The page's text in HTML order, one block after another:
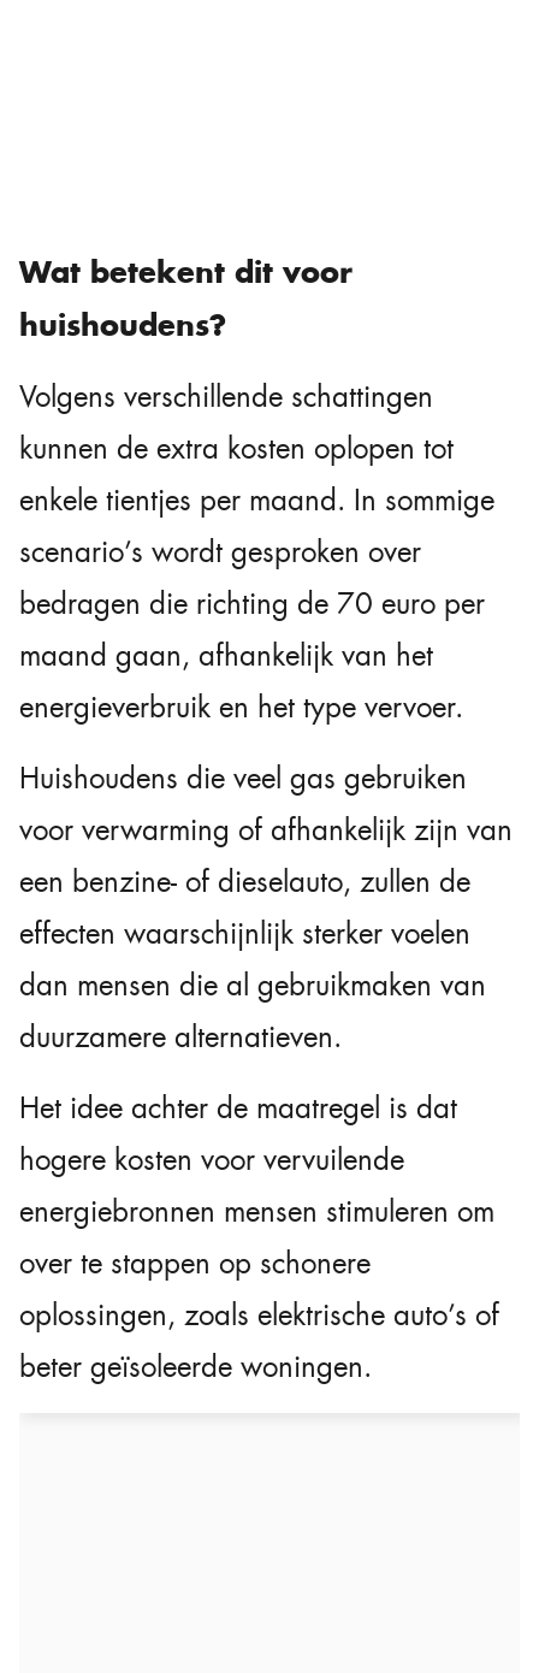
Wat betekent dit voor
huishoudens?
Volgens verschillende schattingen
kunnen de extra kosten oplopen tot
enkele tientjes per maand. In sommige
scenario’s wordt gesproken over
bedragen die richting de 70 euro per
maand gaan, afhankelijk van het
energieverbruik en het type vervoer.
Huishoudens die veel gas gebruiken
voor verwarming of afhankelijk zijn van
een benzine- of dieselauto, zullen de
effecten waarschijnlijk sterker voelen
dan mensen die al gebruikmaken van
duurzamere alternatieven.
Het idee achter de maatregel is dat
hogere kosten voor vervuilende
energiebronnen mensen stimuleren om
over te stappen op schonere
oplossingen, zoals elektrische auto’s of
beter geïsoleerde woningen.